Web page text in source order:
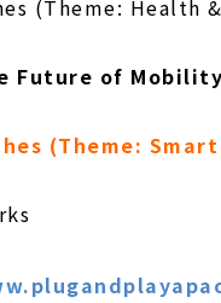
(Theme: Health
Future of Mobility
(Theme: